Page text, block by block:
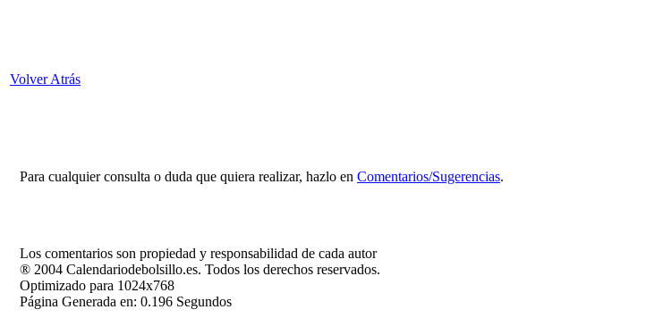
Volver Atrás
Para cualquier consulta o duda que quiera realizar, hazlo en Comentarios/Sugerencias.
Los comentarios son propiedad y responsabilidad de cada autor
® 2004 Calendariodebolsillo.es. Todos los derechos reservados.
Optimizado para 1024x768
Página Generada en: 0.196 Segundos